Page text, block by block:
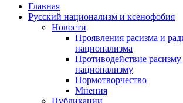
Главная
Русский национализм и ксенофобия
Новости
Проявления расизма и
национализма
Противодействие
национализму
Нормотворчество
Мнения
Публикации